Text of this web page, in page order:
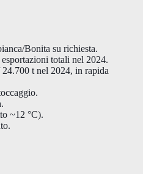
Bonita su richiesta.
totali nel 2024.
t nel 2024, in rapida
~12 °C).